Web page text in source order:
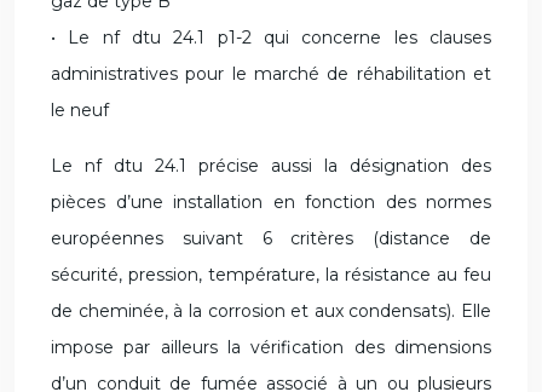
• Le nf dtu 24.1 p1-2 qui concerne les clauses
administratives pour le marché de réhabilitation et
le neuf
Le nf dtu 24.1 précise aussi la désignation des
pièces d’une installation en fonction des normes
européennes suivant 6 critères (distance de
sécurité, pression, température, la résistance au feu
de cheminée, à la corrosion et aux condensats). Elle
impose par ailleurs la vérification des dimensions
d’un conduit de fumée associé à un ou plusieurs